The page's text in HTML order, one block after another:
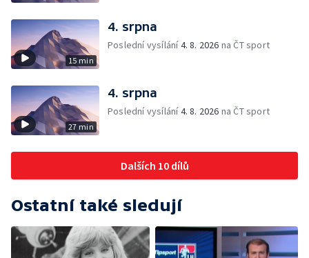
15 min
4. srpna
Poslední vysílání4. 8. 2026 na ČT sport
27 min
4. srpna
Poslední vysílání4. 8. 2026 na ČT sport
Dalších 10 dílů
Ostatní také sledují